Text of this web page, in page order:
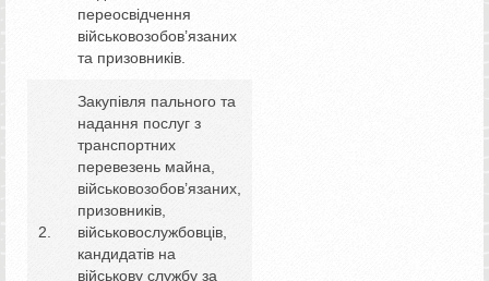
переосвідчення
військовозобов’язаних
та призовників.
2.
Закупівля пального та
надання послуг з
транспортних
перевезень майна,
військовозобов’язаних,
призовників,
військовослужбовців,
кандидатів на
військову службу за